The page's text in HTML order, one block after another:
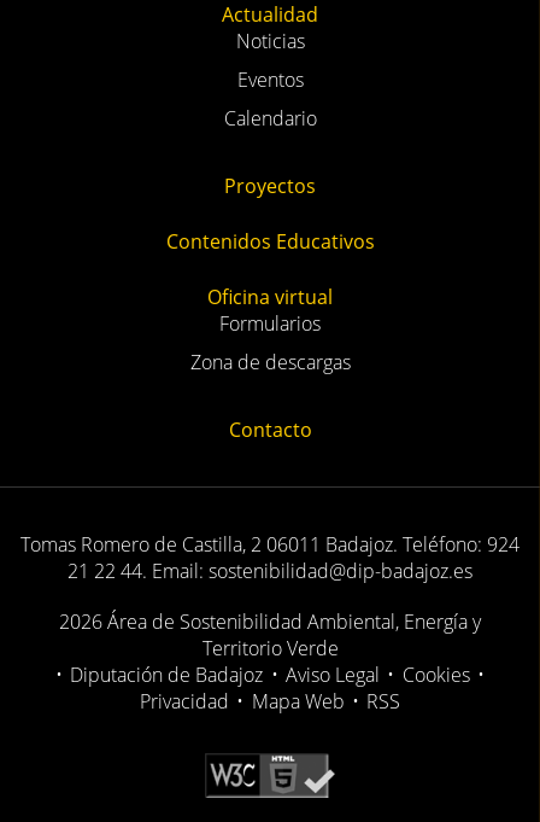
Actualidad
Noticias
Eventos
Calendario
Proyectos
Contenidos Educativos
Oficina virtual
Formularios
Zona de descargas
Contacto
Tomas Romero de Castilla, 2 06011 Badajoz. Teléfono: 924
21 22 44. Email: sostenibilidad@dip-badajoz.es
2026 Área de Sostenibilidad Ambiental, Energía y
Territorio Verde
• Diputación de Badajoz • Aviso Legal • Cookies •
Privacidad • Mapa Web • RSS